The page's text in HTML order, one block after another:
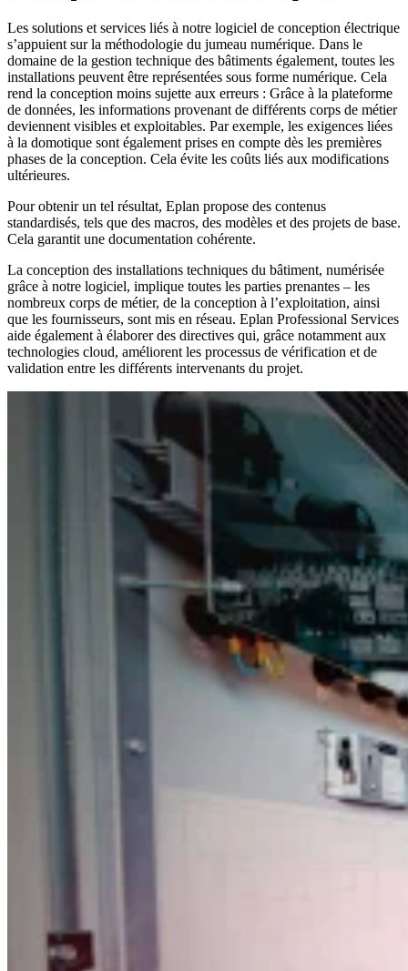
Les solutions et services liés à notre logiciel de conception électrique
s’appuient sur la méthodologie du jumeau numérique. Dans le
domaine de la gestion technique des bâtiments également, toutes les
installations peuvent être représentées sous forme numérique. Cela
rend la conception moins sujette aux erreurs : Grâce à la plateforme
de données, les informations provenant de différents corps de métier
deviennent visibles et exploitables. Par exemple, les exigences liées
à la domotique sont également prises en compte dès les premières
phases de la conception. Cela évite les coûts liés aux modifications
ultérieures.
Pour obtenir un tel résultat, Eplan propose des contenus
standardisés, tels que des macros, des modèles et des projets de base.
Cela garantit une documentation cohérente.
La conception des installations techniques du bâtiment, numérisée
grâce à notre logiciel, implique toutes les parties prenantes – les
nombreux corps de métier, de la conception à l’exploitation, ainsi
que les fournisseurs, sont mis en réseau. Eplan Professional Services
aide également à élaborer des directives qui, grâce notamment aux
technologies cloud, améliorent les processus de vérification et de
validation entre les différents intervenants du projet.